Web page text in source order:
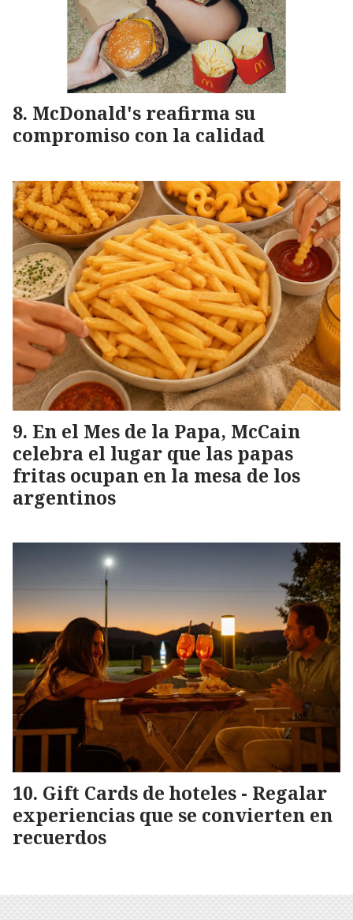
McDonald's reafirma su
compromiso con la calidad
En el Mes de la Papa, McCain
celebra el lugar que las papas
fritas ocupan en la mesa de los
argentinos
Gift Cards de hoteles - Regalar
experiencias que se convierten en
recuerdos